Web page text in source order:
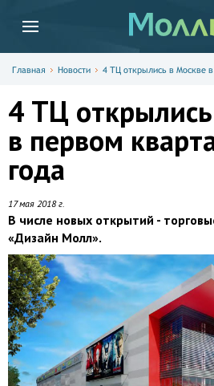
Главная Новости 4 ТЦ открылись в Москве
4 ТЦ
в первом
года
17 мая 2018 г.
В числе новых открытий -
«Дизайн Молл».